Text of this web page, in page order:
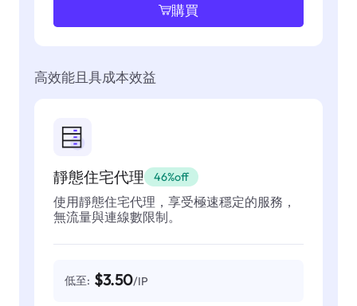
購買
高效能且具成本效益
靜態住宅代理 46%off
使用靜態住宅代理，享受極速穩定的服務，
無流量與連線數限制。
低至: $3.50/IP